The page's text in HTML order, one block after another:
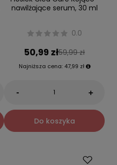
nawilżające serum, 30 ml
0.0
50,99 zł59,99 zł
Najniższa cena: 47,99 zł
- +
Do koszyka